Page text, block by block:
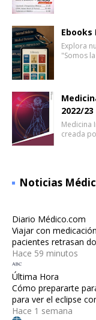
Ebooks
Explora
"Somos
2022/
Medicina
creada
Noticias
Diario Médico.com
Viajar con
pacientes retrasan
Hace 59 minutos
Última Hora
Cómo prepararte
para ver el eclipse
Hace 1 semana